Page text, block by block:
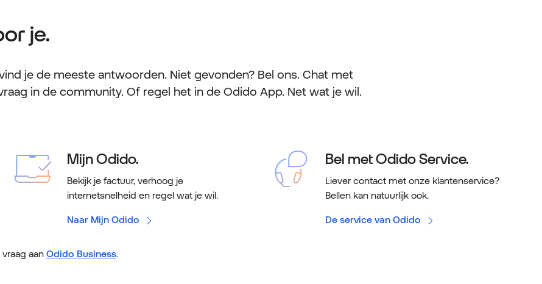
je.
je de meeste antwoorden. Niet gevonden? Bel ons. Chat met
in de community. Of regel het in de Odido App. Net wat je wil.
Mijn Odido.
Bekijk je factuur, verhoog je
internetsnelheid en regel wat je wil.
Naar Mijn Odido
Bel met Odido Service.
Liever contact met onze klantenservice?
Bellen kan natuurlijk ook.
De service van Odido
aan Odido Business.